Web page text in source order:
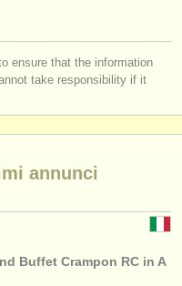
ensure that the information
take responsibility if it
annunci
Buffet Crampon RC in A